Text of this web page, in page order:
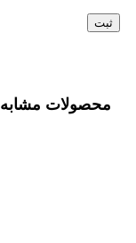
محصولات مشابه